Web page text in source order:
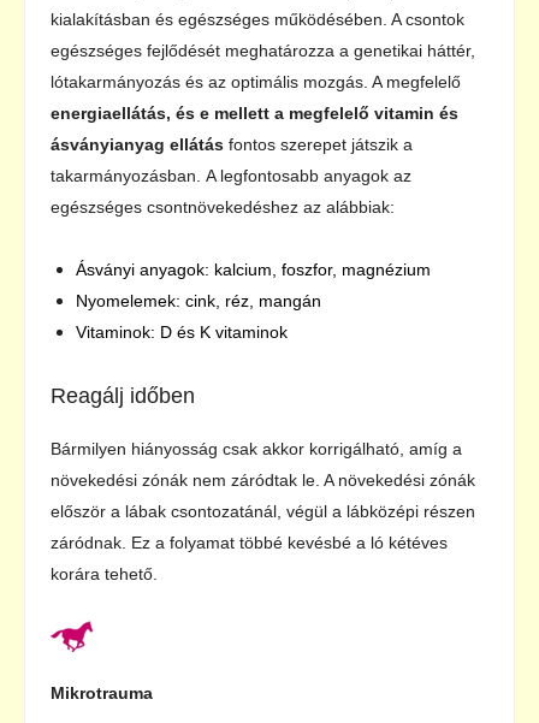
kialakításban és egészséges működésében. A csontok
egészséges fejlődését meghatározza a genetikai háttér,
lótakarmányozás és az optimális mozgás. A megfelelő
energiaellátás, és e mellett a megfelelő vitamin és
ásványianyag ellátás fontos szerepet játszik a
takarmányozásban. A legfontosabb anyagok az
egészséges csontnövekedéshez az alábbiak:
Ásványi anyagok: kalcium, foszfor, magnézium
Nyomelemek: cink, réz, mangán
Vitaminok: D és K vitaminok
Reagálj időben
Bármilyen hiányosság csak akkor korrigálható, amíg a
növekedési zónák nem záródtak le. A növekedési zónák
először a lábak csontozatánál, végül a lábközépi részen
záródnak. Ez a folyamat többé kevésbé a ló kétéves
korára tehető.
Mikrotrauma